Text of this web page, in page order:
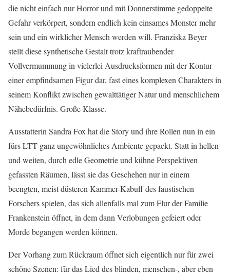
die nicht einfach nur Horror und mit Donnerstimme gedoppelte
Gefahr verkörpert, sondern endlich kein einsames Monster mehr
sein und ein wirklicher Mensch werden will. Franziska Beyer
stellt diese synthetische Gestalt trotz kraftraubender
Vollvermummung in vielerlei Ausdrucksformen mit der Kontur
einer empfindsamen Figur dar, fast eines komplexen Charakters in
seinem Konflikt zwischen gewalttätiger Natur und menschlichem
Nähebedürfnis. Große Klasse.
Ausstatterin Sandra Fox hat die Story und ihre Rollen nun in ein
fürs LTT ganz ungewöhnliches Ambiente gepackt. Statt in hellen
und weiten, durch edle Geometrie und kühne Perspektiven
gefassten Räumen, lässt sie das Geschehen nur in einem
beengten, meist düsteren Kammer-Kabuff des faustischen
Forschers spielen, das sich allenfalls mal zum Flur der Familie
Frankenstein öffnet, in dem dann Verlobungen gefeiert oder
Morde begangen werden können.
Der Vorhang zum Rückraum öffnet sich eigentlich nur für zwei
schöne Szenen: für das Lied des blinden, menschen-, aber eben